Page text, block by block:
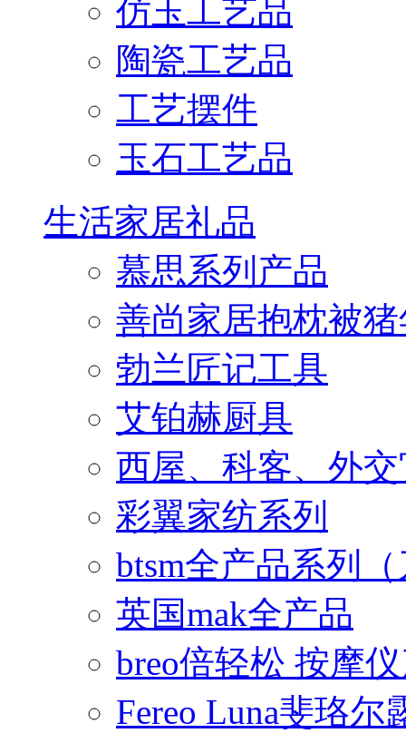
仿玉工艺品
陶瓷工艺品
工艺摆件
玉石工艺品
生活家居礼品
慕思系列产品
善尚家居抱枕被
勃兰匠记工具
艾铂赫厨具
西屋、科客、外
彩翼家纺系列
btsm全产品系列
英国mak全产品
breo倍轻松 按摩
Fereo Luna斐珞